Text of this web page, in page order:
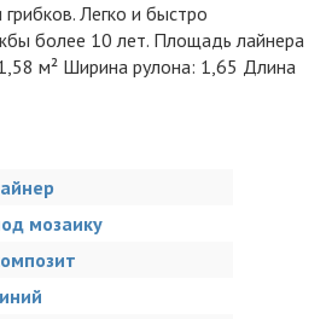
Легко и быстро
более 10 лет. Площадь лайнера
м² Ширина рулона: 1,65 Длина
мозаику